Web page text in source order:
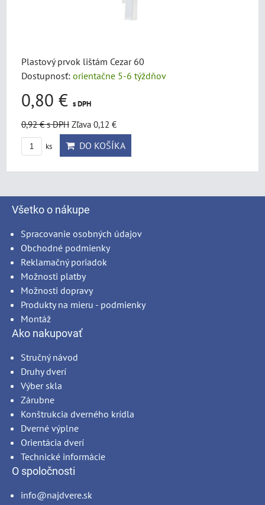
Plastový prvok lištám Cezar 60
Dostupnosť: orientačne 5-6 týždňov
0,80 € s DPH
0,92 €s DPH Zľava 0,12 €
ks DO KOŠÍKA
Všetko o nákupe
Spracovanie osobných údajov
Obchodné podmienky
Reklamačný poriadok
Možnosti platby
Možnosti dopravy
Produkty na mieru - podmienky
Montáž
Ako nakupovať
Stručný návod
Druhy dverí
Výber skla
Zárubne
Konštrukcia dverného krídla
Dverné výplne
Orientácia dverí
Technické informácie
O spoločnosti
info@najdvere.sk